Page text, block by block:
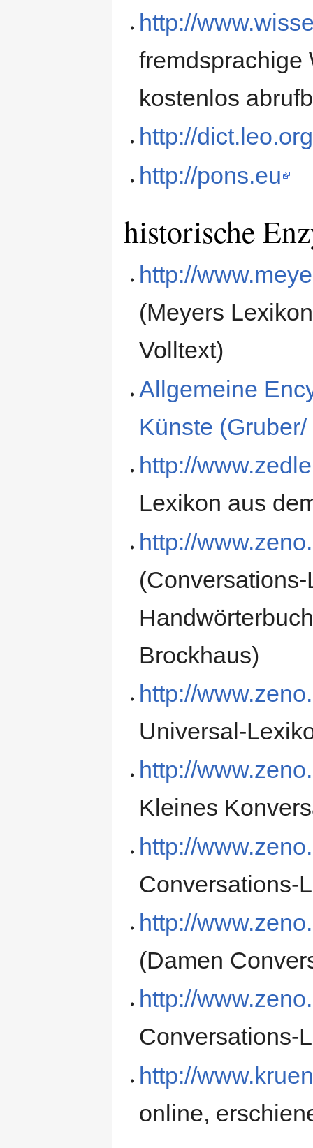
http://
fremdsprachige
kostenlos
http://dict.leo.org
http://pons.eu
historische
http://
(Meyers
Volltext)
Allgemeine
Künste
http://
Lexikon aus
http://
Brockhaus)
http://
Universal-
http://
Kleines
http://
Conversations-
http://
(Damen
http://
Conversations-
http://
online,